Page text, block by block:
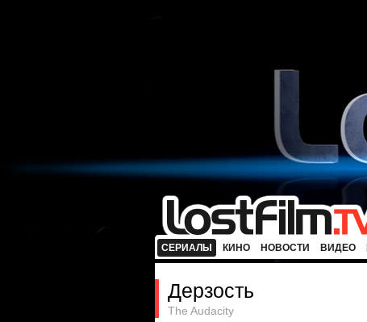
СЕРИАЛЫ КИНО НОВОСТИ ВИДЕО
Дерзость
The Audacity